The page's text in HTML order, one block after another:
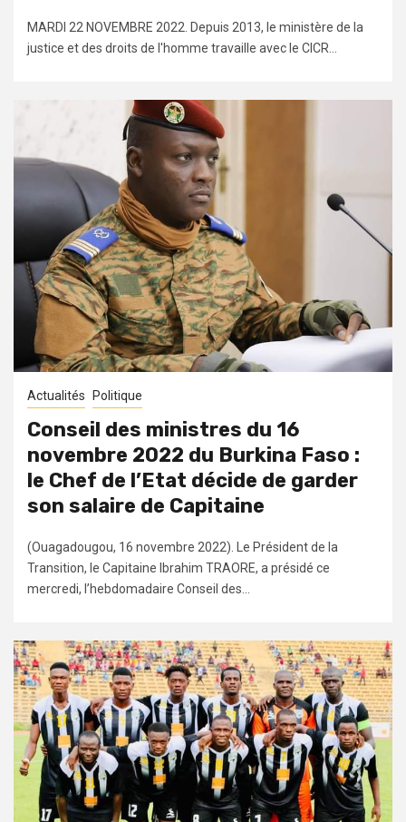
MARDI 22 NOVEMBRE 2022. Depuis 2013, le ministère de la
justice et des droits de l'homme travaille avec le CICR...
Actualités Politique
Conseil des ministres du 16
novembre 2022 du Burkina Faso :
le Chef de l’Etat décide de garder
son salaire de Capitaine
(Ouagadougou, 16 novembre 2022). Le Président de la
Transition, le Capitaine Ibrahim TRAORE, a présidé ce
mercredi, l’hebdomadaire Conseil des...